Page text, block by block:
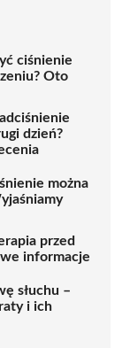
ciśnienie
Oto
dzień?
można
przed
informacje
słuchu –
i ich